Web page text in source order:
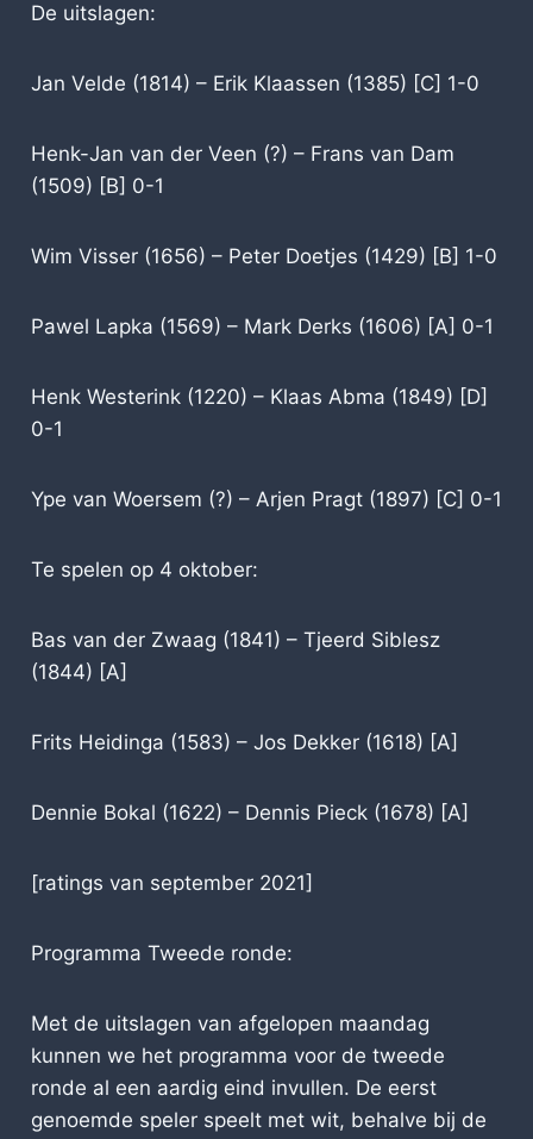
De uitslagen:
Jan Velde (1814) – Erik Klaassen (1385) [C] 1-0
Henk-Jan van der Veen (?) – Frans van Dam
(1509) [B] 0-1
Wim Visser (1656) – Peter Doetjes (1429) [B] 1-0
Pawel Lapka (1569) – Mark Derks (1606) [A] 0-1
Henk Westerink (1220) – Klaas Abma (1849) [D]
0-1
Ype van Woersem (?) – Arjen Pragt (1897) [C] 0-1
Te spelen op 4 oktober:
Bas van der Zwaag (1841) – Tjeerd Siblesz
(1844) [A]
Frits Heidinga (1583) – Jos Dekker (1618) [A]
Dennie Bokal (1622) – Dennis Pieck (1678) [A]
[ratings van september 2021]
Programma Tweede ronde:
Met de uitslagen van afgelopen maandag
kunnen we het programma voor de tweede
ronde al een aardig eind invullen. De eerst
genoemde speler speelt met wit, behalve bij de